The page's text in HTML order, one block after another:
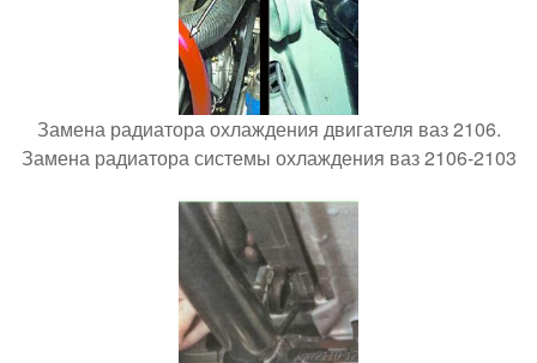
Замена радиатора охлаждения двигателя ваз 2106.
Замена радиатора системы охлаждения ваз 2106-2103